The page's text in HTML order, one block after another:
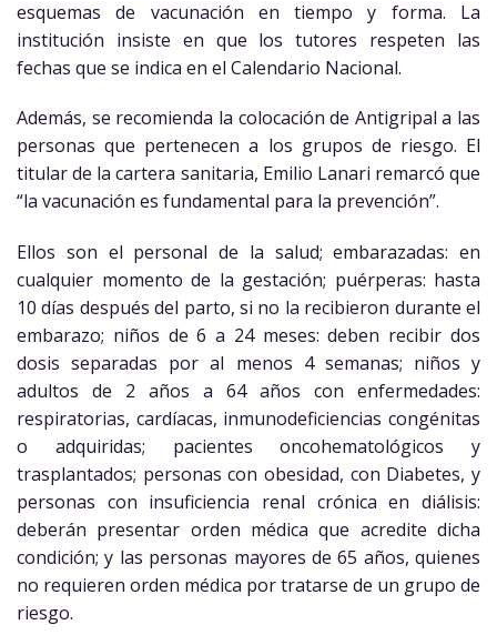
esquemas de vacunación en tiempo y forma. La
institución insiste en que los tutores respeten las
fechas que se indica en el Calendario Nacional.
Además, se recomienda la colocación de Antigripal a las
personas que pertenecen a los grupos de riesgo. El
titular de la cartera sanitaria, Emilio Lanari remarcó que
“la vacunación es fundamental para la prevención”.
Ellos son el personal de la salud; embarazadas: en
cualquier momento de la gestación; puérperas: hasta
10 días después del parto, si no la recibieron durante el
embarazo; niños de 6 a 24 meses: deben recibir dos
dosis separadas por al menos 4 semanas; niños y
adultos de 2 años a 64 años con enfermedades:
respiratorias, cardíacas, inmunodeficiencias congénitas
o adquiridas; pacientes oncohematológicos y
trasplantados; personas con obesidad, con Diabetes, y
personas con insuficiencia renal crónica en diálisis:
deberán presentar orden médica que acredite dicha
condición; y las personas mayores de 65 años, quienes
no requieren orden médica por tratarse de un grupo de
riesgo.